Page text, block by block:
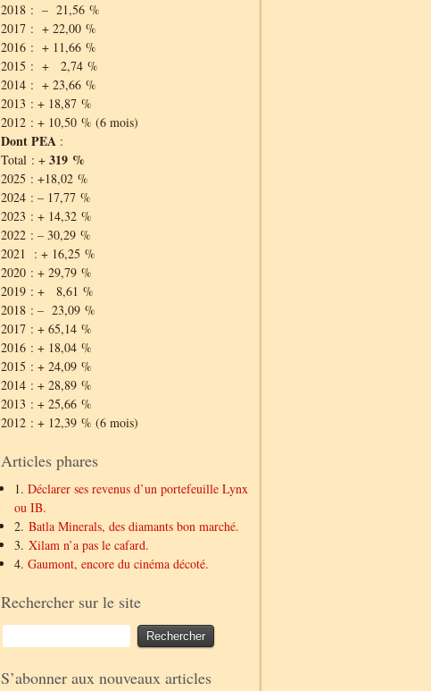
2018 : – 21,56 %
2017 : + 22,00 %
2016 : + 11,66 %
2015 : + 2,74 %
2014 : + 23,66 %
2013 : + 18,87 %
2012 : + 10,50 % (6 mois)
Dont PEA :
Total : + 319 %
2025 : +18,02 %
2024 : – 17,77 %
2023 : + 14,32 %
2022 : – 30,29 %
2021 : + 16,25 %
2020 : + 29,79 %
2019 : + 8,61 %
2018 : – 23,09 %
2017 : + 65,14 %
2016 : + 18,04 %
2015 : + 24,09 %
2014 : + 28,89 %
2013 : + 25,66 %
2012 : + 12,39 % (6 mois)
Articles phares
1. Déclarer ses revenus d’un portefeuille Lynx
ou IB.
2. Batla Minerals, des diamants bon marché.
3. Xilam n’a pas le cafard.
4. Gaumont, encore du cinéma décoté.
Rechercher sur le site
S’abonner aux nouveaux articles